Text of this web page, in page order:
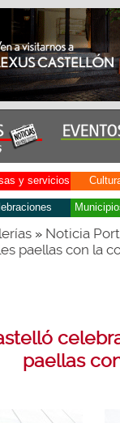
y servicios
» Noticia
paellas con la
paellas